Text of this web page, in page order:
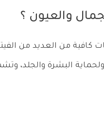
والعيون ؟
كافية من العديد من
البشرة والجلد،